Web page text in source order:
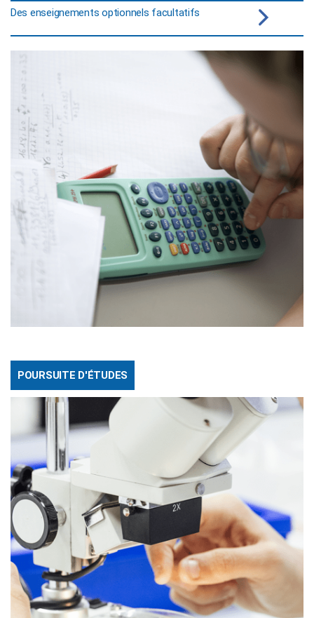
Des enseignements optionnels facultatifs
POURSUITE D'ÉTUDES